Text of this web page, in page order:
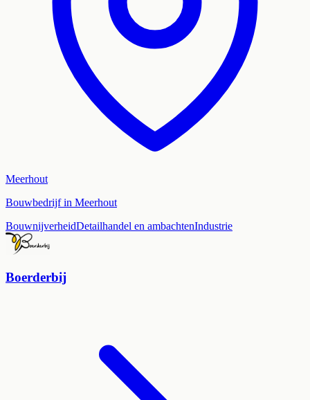
Meerhout
Bouwbedrijf in Meerhout
BouwnijverheidDetailhandel en ambachtenIndustrie
Boerderbij